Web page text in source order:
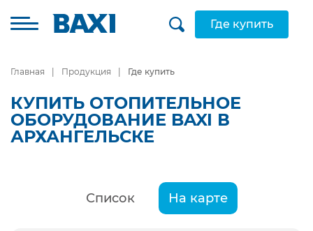
Где купить
Главная Продукция Где купить
КУПИТЬ ОТОПИТЕЛЬНОЕ
ОБОРУДОВАНИЕ BAXI В
АРХАНГЕЛЬСКЕ
Список На карте